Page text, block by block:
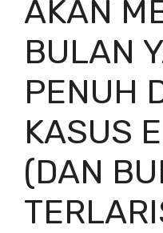
AKAN
BULAN
PENUH
KASUS
(DAN